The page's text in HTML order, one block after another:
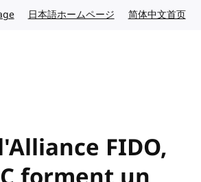
English website
日本語ホームページ Japanese website
简体中文首页
FIDO,